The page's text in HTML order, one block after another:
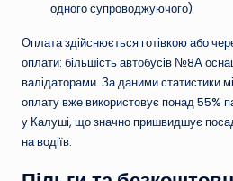
одного супроводжуючого)
Оплата здійснюється готівкою або
оплати: більшість автобусів №8А
валідаторами. За даними статистики
оплату вже використовує понад 55%
у Калуші, що значно пришвидшує
на водіїв.